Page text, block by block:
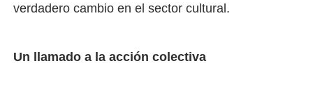
verdadero cambio en el sector cultural.
Un llamado a la acción colectiva